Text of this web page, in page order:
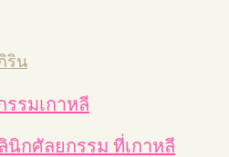
รมเกาหลี
กศัลยกรรม ที่เกาหลี